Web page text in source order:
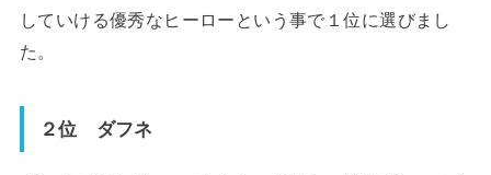
していける優秀なヒーローという事で１位に選びまし
た。
２位 ダフネ